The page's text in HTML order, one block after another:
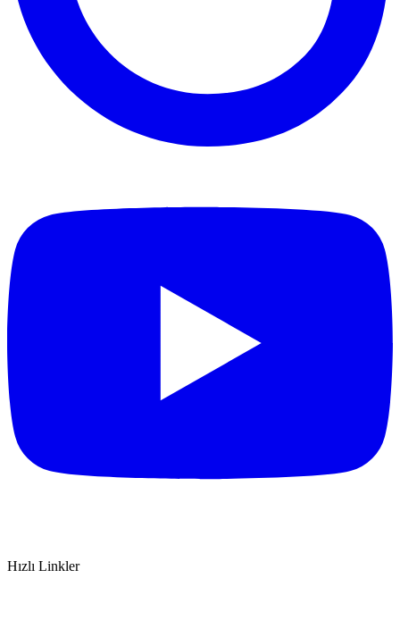
Hızlı Linkler